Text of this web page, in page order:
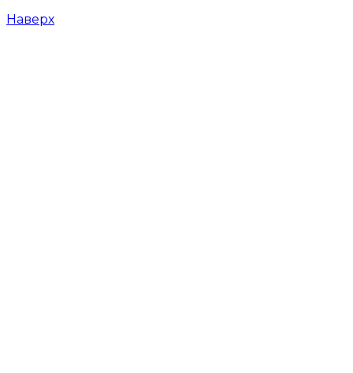
Наверх